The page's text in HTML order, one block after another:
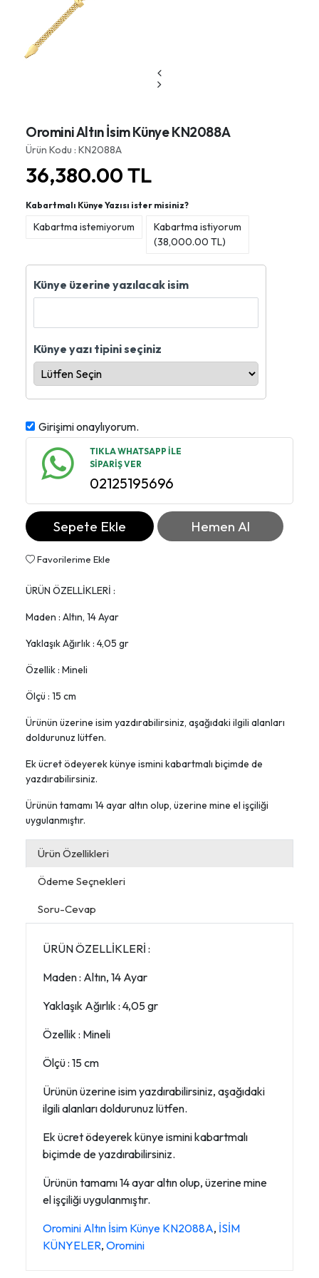
Oromini Altın İsim Künye KN2088A
Ürün Kodu : KN2088A
36,380.00TL
Kabartmalı Künye Yazısı ister misiniz?
Kabartma istemiyorum
Kabartma istiyorum
(38,000.00 TL)
Künye üzerine yazılacak isim
Künye yazı tipini seçiniz
Girişimi onaylıyorum.
TIKLA WHATSAPP İLE
SİPARİŞ VER
02125195696
Sepete Ekle Hemen Al
Favorilerime Ekle
ÜRÜN ÖZELLİKLERİ :
Maden : Altın, 14 Ayar
Yaklaşık Ağırlık : 4,05 gr
Özellik : Mineli
Ölçü : 15 cm
Ürünün üzerine isim yazdırabilirsiniz, aşağıdaki ilgili alanları
doldurunuz lütfen.
Ek ücret ödeyerek künye ismini kabartmalı biçimde de
yazdırabilirsiniz.
Ürünün tamamı 14 ayar altın olup, üzerine mine el işçiliği
uygulanmıştır.
Ürün Özellikleri
Ödeme Seçnekleri
Soru-Cevap
ÜRÜN ÖZELLİKLERİ :
Maden : Altın, 14 Ayar
Yaklaşık Ağırlık : 4,05 gr
Özellik : Mineli
Ölçü : 15 cm
Ürünün üzerine isim yazdırabilirsiniz, aşağıdaki
ilgili alanları doldurunuz lütfen.
Ek ücret ödeyerek künye ismini kabartmalı
biçimde de yazdırabilirsiniz.
Ürünün tamamı 14 ayar altın olup, üzerine mine
el işçiliği uygulanmıştır.
Oromini Altın İsim Künye KN2088A, İSİM
KÜNYELER, Oromini